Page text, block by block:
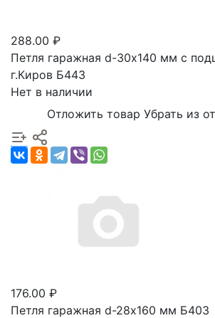
288.00 ₽
Петля гаражная d-30х140 мм с
г.Киров Б443
Нет в наличии
Отложить товар Убрать из
176.00 ₽
Петля гаражная d-28х160 мм Б403